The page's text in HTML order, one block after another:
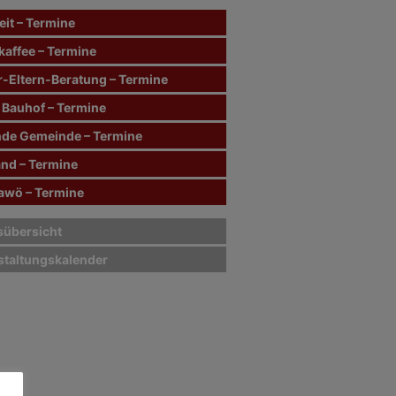
– Termine
– Termine
Eltern-Beratung – Termine
– Termine
Gemeinde – Termine
– Termine
– Termine